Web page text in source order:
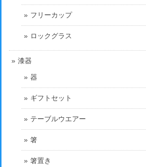
フリーカップ
ロックグラス
漆器
器
ギフトセット
テーブルウエアー
箸
箸置き